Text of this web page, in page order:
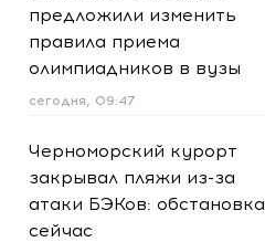
предложили изменить
правила приема
олимпиадников в вузы
сегодня, 09:47
Черноморский курорт
закрывал пляжи из-за
атаки БЭКов: обстановка
сейчас